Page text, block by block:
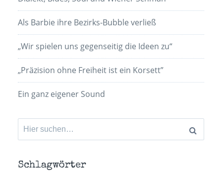
Als Barbie ihre Bezirks-Bubble verließ
„Wir spielen uns gegenseitig die Ideen zu“
„Präzision ohne Freiheit ist ein Korsett”
Ein ganz eigener Sound
Suchen
nach:
Schlagwörter